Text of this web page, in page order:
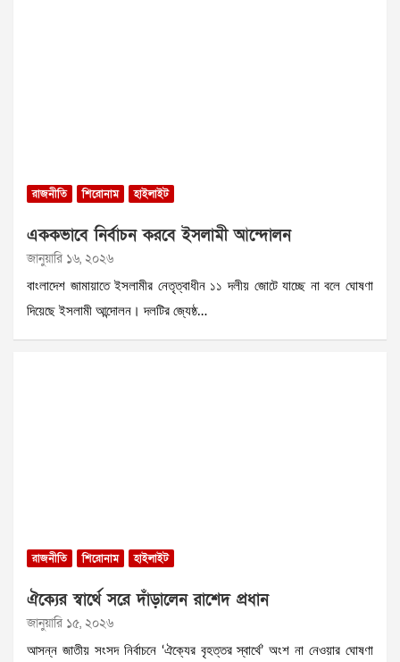
রাজনীতি শিরোনাম হাইলাইট
এককভাবে নির্বাচন করবে ইসলামী আন্দোলন
জানুয়ারি ১৬, ২০২৬
বাংলাদেশ জামায়াতে ইসলামীর নেতৃত্বাধীন ১১ দলীয় জোটে যাচ্ছে না বলে ঘোষণা
দিয়েছে ইসলামী আন্দোলন। দলটির জ্যেষ্ঠ…
রাজনীতি শিরোনাম হাইলাইট
ঐক্যের স্বার্থে সরে দাঁড়ালেন রাশেদ প্রধান
জানুয়ারি ১৫, ২০২৬
আসন্ন জাতীয় সংসদ নির্বাচনে ‘ঐক্যের বৃহত্তর স্বার্থে’ অংশ না নেওয়ার ঘোষণা